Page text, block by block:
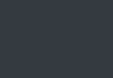
осмотра.
пунктов
и адреса.